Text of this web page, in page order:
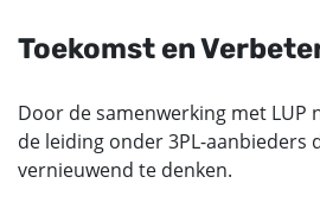
Toekomst en
Door de samenwerking met LUP
de leiding onder 3PL-aanbieders
vernieuwend te denken.